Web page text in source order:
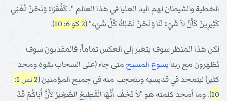
الخطية والشيطان لهم اليد العليا في هذا العالم ". كَفُقَرَاءَ وَنَحْنُ نُغْنِي
كَثِيرِينَ كَأَنْ لاَ شَيْءَ لَنَا وَنَحْنُ نَمْلِكُ كُلَّ شَيْء" (2 كو 6: 10 ).
لكن هذا المنظر سوف يتغير إلى العكس تماماً، فالمفديون سوف
يُظهرون مع ربنايسوع المسيح متى جاء (على السحاب بقوة ومجد
كثير) ليتمجد في قديسيه ويتعجب منه في جميع المؤمنين (
2 تس 1:
10). وما أمجد كلمته هو "لاَ تَخَفْ أَيُّهَا الْقَطِيعُ الصَّغِيرُ لأَنَّ أَبَاكُمْ قَدْ